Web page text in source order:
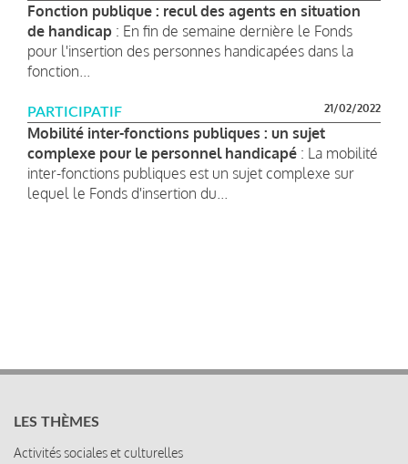
Fonction publique : recul des agents en situation
de handicap : En fin de semaine dernière le Fonds
pour l'insertion des personnes handicapées dans la
fonction...
PARTICIPATIF 21/02/2022
Mobilité inter-fonctions publiques : un sujet
complexe pour le personnel handicapé : La mobilité
inter-fonctions publiques est un sujet complexe sur
lequel le Fonds d'insertion du...
LES THÈMES
Activités sociales et culturelles